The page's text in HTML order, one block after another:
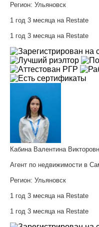
Регион: Ульяновск
1 год 3 месяца на Restate
1 год 3 месяца на Restate
Кабина Валентина
Агент по недвижимости в
Регион: Ульяновск
1 год 3 месяца на Restate
1 год 3 месяца на Restate